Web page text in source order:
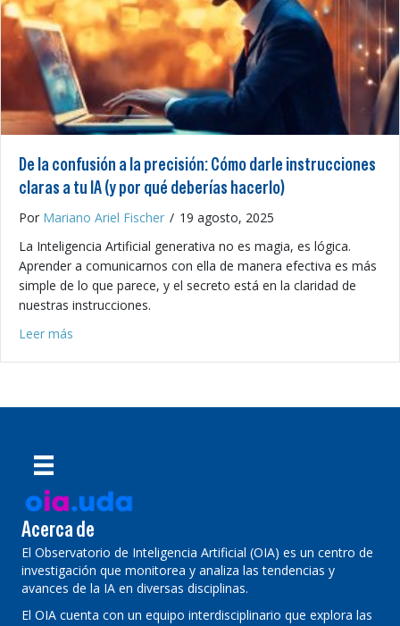
De la confusión a la precisión: Cómo darle instrucciones
claras a tu IA (y por qué deberías hacerlo)
Por Mariano Ariel Fischer / 19 agosto, 2025
La Inteligencia Artificial generativa no es magia, es lógica.
Aprender a comunicarnos con ella de manera efectiva es más
simple de lo que parece, y el secreto está en la claridad de
nuestras instrucciones.
Leer más
Acerca de
El Observatorio de Inteligencia Artificial (OIA) es un centro de
investigación que monitorea y analiza las tendencias y
avances de la IA en diversas disciplinas.
El OIA cuenta con un equipo interdisciplinario que explora las